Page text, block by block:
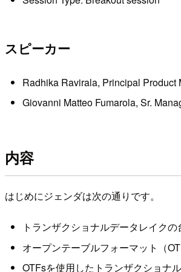
スピーカー
Radhika Ravirala, Principal Product
Giovanni Matteo Fumarola, Sr.
内容
はじめにジェンダは次の通りです。
トランザクショナルデータレイクの
オープンテーブルフォーマット（
OTFsを使用したトランザクショナ